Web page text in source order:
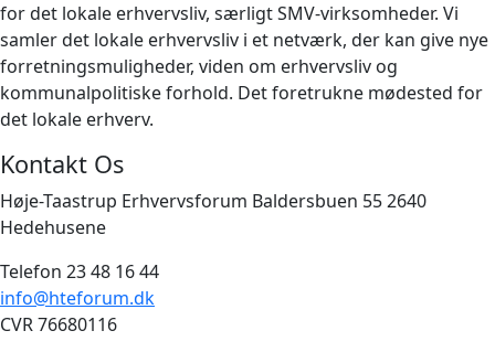
for det lokale erhvervsliv, særligt SMV-virksomheder. Vi
samler det lokale erhvervsliv i et netværk, der kan give nye
forretningsmuligheder, viden om erhvervsliv og
kommunalpolitiske forhold. Det foretrukne mødested for
det lokale erhverv.
Kontakt Os
Høje-Taastrup Erhvervsforum Baldersbuen 55 2640
Hedehusene
Telefon 23 48 16 44
info@hteforum.dk
CVR 76680116